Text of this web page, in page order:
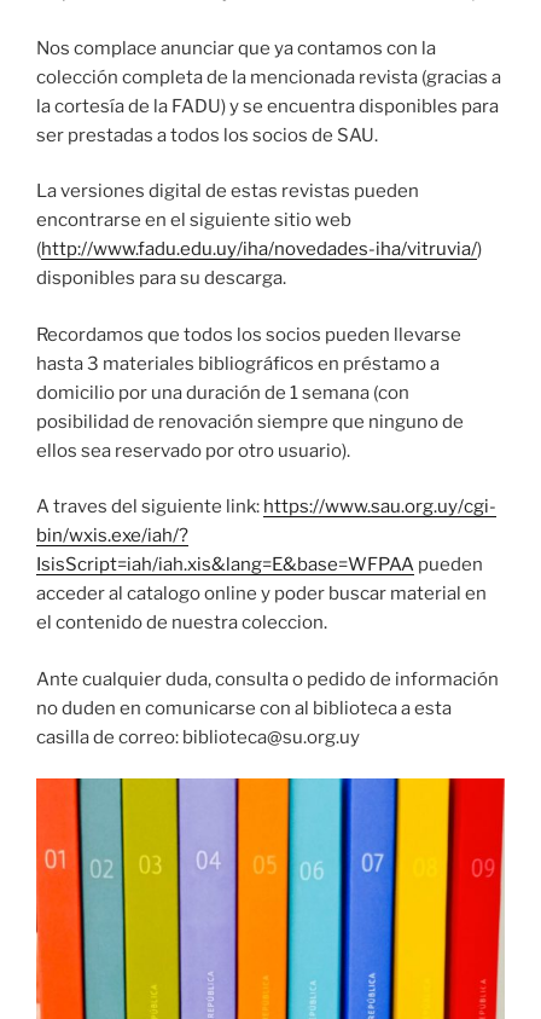
Nos complace anunciar que ya contamos con la
colección completa de la mencionada revista (gracias a
la cortesía de la FADU) y se encuentra disponibles para
ser prestadas a todos los socios de SAU.
La versiones digital de estas revistas pueden
encontrarse en el siguiente sitio web
(http://www.fadu.edu.uy/iha/novedades-iha/vitruvia/)
disponibles para su descarga.
Recordamos que todos los socios pueden llevarse
hasta 3 materiales bibliográficos en préstamo a
domicilio por una duración de 1 semana (con
posibilidad de renovación siempre que ninguno de
ellos sea reservado por otro usuario).
A traves del siguiente link: https://www.sau.org.uy/cgi-
bin/wxis.exe/iah/?
IsisScript=iah/iah.xis&lang=E&base=WFPAA pueden
acceder al catalogo online y poder buscar material en
el contenido de nuestra coleccion.
Ante cualquier duda, consulta o pedido de información
no duden en comunicarse con al biblioteca a esta
casilla de correo: biblioteca@su.org.uy